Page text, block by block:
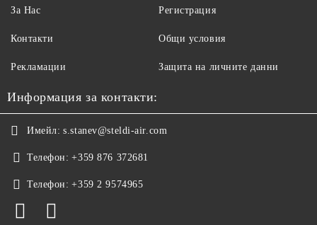
За Нас
Контакти
Рекламации
Регистрация
Общи условия
Защита на личните данни
Информация за контакти:
Имейл: s.stanev@steldi-air.com
Телефон: +359 876 372681
Телефон: +359 2 9574965